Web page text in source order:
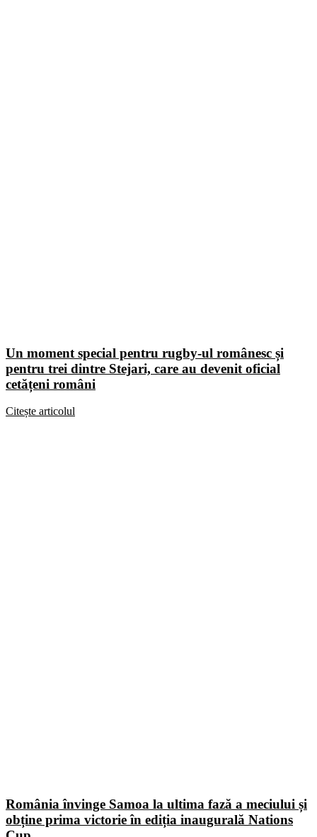
Un moment special pentru rugby-ul românesc și
pentru trei dintre Stejari, care au devenit oficial
cetățeni români
Citește articolul
România învinge Samoa la ultima fază a meciului și
obține prima victorie în ediția inaugurală Nations